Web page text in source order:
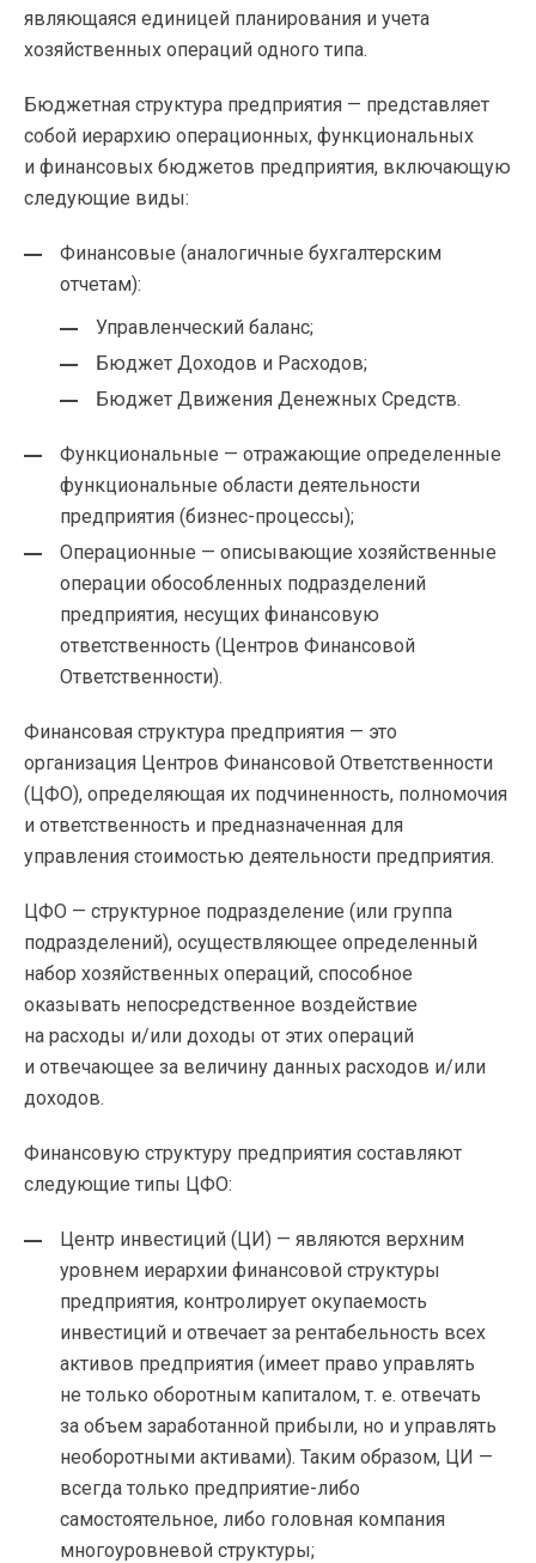
являющаяся единицей планирования и учета
хозяйственных операций одного типа.
Бюджетная структура предприятия — представляет
собой иерархию операционных, функциональных
и финансовых бюджетов предприятия, включающую
следующие виды:
Финансовые (аналогичные бухгалтерским
отчетам):
Управленческий баланс;
Бюджет Доходов и Расходов;
Бюджет Движения Денежных Средств.
Функциональные — отражающие определенные
функциональные области деятельности
предприятия (бизнес-процессы);
Операционные — описывающие хозяйственные
операции обособленных подразделений
предприятия, несущих финансовую
ответственность (Центров Финансовой
Ответственности).
Финансовая структура предприятия — это
организация Центров Финансовой Ответственности
(ЦФО), определяющая их подчиненность, полномочия
и ответственность и предназначенная для
управления стоимостью деятельности предприятия.
ЦФО — структурное подразделение (или группа
подразделений), осуществляющее определенный
набор хозяйственных операций, способное
оказывать непосредственное воздействие
на расходы и/или доходы от этих операций
и отвечающее за величину данных расходов и/или
доходов.
Финансовую структуру предприятия составляют
следующие типы ЦФО:
Центр инвестиций (ЦИ) — являются верхним
уровнем иерархии финансовой структуры
предприятия, контролирует окупаемость
инвестиций и отвечает за рентабельность всех
активов предприятия (имеет право управлять
не только оборотным капиталом, т. е. отвечать
за объем заработанной прибыли, но и управлять
необоротными активами). Таким образом, ЦИ —
всегда только предприятие-либо
самостоятельное, либо головная компания
многоуровневой структуры;